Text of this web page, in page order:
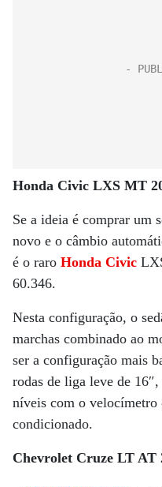
Honda Civic LXS MT
Se a ideia é comprar um
novo e o câmbio
é o raro Honda Civic
60.346.
Nesta configuração, o
marchas combinado ao
ser a configuração mais
rodas de liga leve de
níveis com o velocímetro
condicionado.
Chevrolet Cruze LT AT